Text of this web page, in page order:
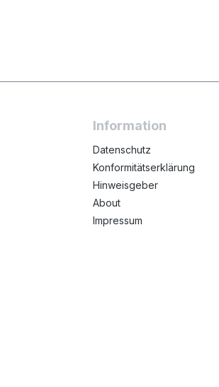
Information
Datenschutz
Konformitätserklärung
Hinweisgeber
About
Impressum